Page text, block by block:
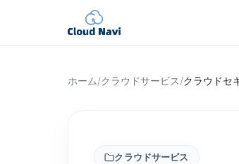
ホーム/クラウドサービス/クラウドセ
クラウドサービス